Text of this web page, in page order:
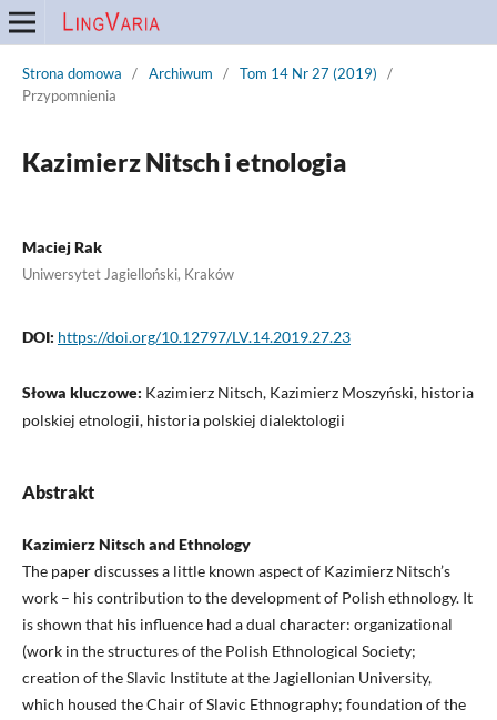
Strona domowa / Archiwum / Tom 14 Nr 27 (2019)
/
Przypomnienia
Kazimierz Nitsch i etnologia
Maciej Rak
Uniwersytet Jagielloński, Kraków
DOI: https://doi.org/10.12797/LV.14.2019.27.23
Słowa kluczowe: Kazimierz Nitsch, Kazimierz Moszyński, historia
polskiej etnologii, historia polskiej dialektologii
Abstrakt
Kazimierz Nitsch and Ethnology
The paper discusses a little known aspect of Kazimierz Nitsch’s
work – his contribution to the development of Polish ethnology. It
is shown that his influence had a dual character: organizational
(work in the structures of the Polish Ethnological Society;
creation of the Slavic Institute at the Jagiellonian University,
which housed the Chair of Slavic Ethnography; foundation of the